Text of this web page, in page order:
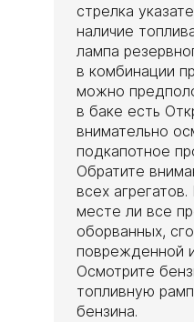
стрелка
наличие
лампа
в комбинации
можно
в баке есть
внимательно
подкапотное
Обратите
всех
месте ли все
оборванных,
поврежденной
Осмотрите
топливную
бензина.